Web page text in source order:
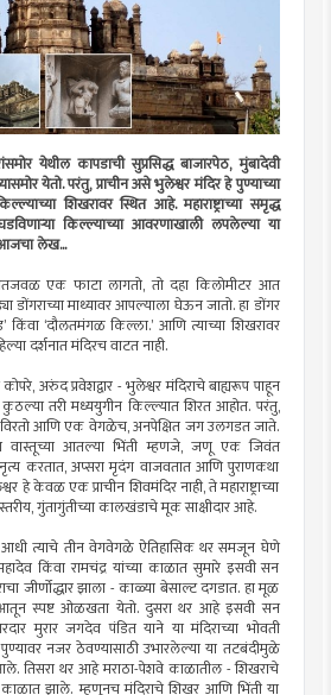
येथील कापडाची सुप्रसिद्ध बाजारपेठ, मुंबादेवी
येतो. परंतु, प्राचीन असे भुलेश्वर मंदिर हे पुण्याच्या
शिखरावर स्थित आहे. महाराष्ट्राच्या समृद्ध
किल्ल्याच्या आवरणाखाली लपलेल्या या
आजचा लेख...
एक फाटा लागतो, तो दहा किलोमीटर आत
माथ्यावर आपल्याला घेऊन जातो. हा डोंगर
‌‘दौलतमंगळ किल्ला.‌’ आणि त्याच्या शिखरावर
दर्शनात मंदिरच वाटत नाही.
अरुंद प्रवेशद्वार - भुलेश्वर मंदिराचे बाह्यरूप पाहून
तरी मध्ययुगीन किल्ल्यात शिरत आहोत. परंतु,
आणि एक वेगळेच, अनपेक्षित जग उलगडत जाते.
वास्तूच्या आतल्या भिंती म्हणजे, जणू एक जिवंत
करतात, अप्सरा मृदंग वाजवतात आणि पुराणकथा
केवळ एक प्राचीन शिवमंदिर नाही, ते महाराष्ट्राच्या
गुंतागुंतीच्या कालखंडाचे मूक साक्षीदार आहे.
आधी त्याचे तीन वेगवेगळे ऐतिहासिक थर समजून घेणे
किंवा रामचंद्र यांच्या काळात सुमारे इसवी सन
जीर्णोद्धार झाला - काळ्या बेसाल्ट दगडात. हा मूळ
स्पष्ट ओळखता येतो. दुसरा थर आहे इसवी सन
मुरार जगदेव पंडित याने या मंदिराच्या भोवती
नजर ठेवण्यासाठी उभारलेल्या या तटबंदीमुळे
तिसरा थर आहे मराठा-पेशवे काळातील - शिखराचे
झाले. म्हणूनच मंदिराचे शिखर आणि भिंती या